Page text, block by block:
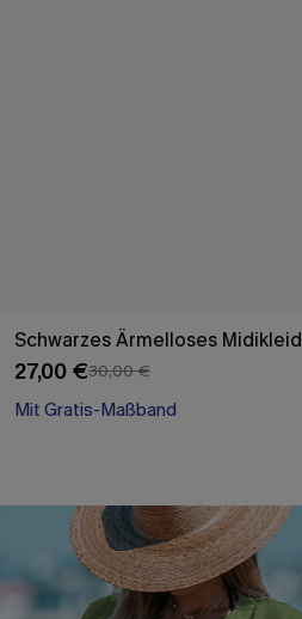
Schwarzes Ärmelloses Midikleid
27,00 €30,00 €
Mit Gratis-Maßband